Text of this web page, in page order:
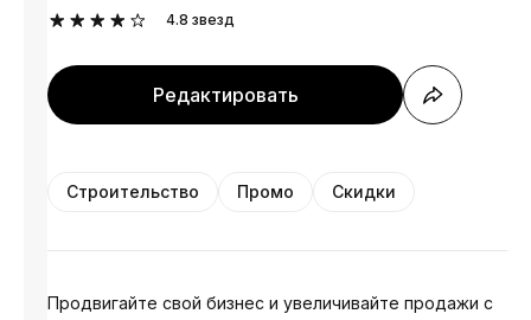
4.8 звезд
Редактировать
Строительство Промо Скидки
Продвигайте свой бизнес и увеличивайте продажи с